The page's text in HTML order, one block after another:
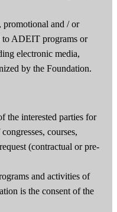
promotional and / or
to ADEIT programs or
electronic media,
by the Foundation.
the interested parties for
courses,
(contractual or pre-
and activities of
is the consent of the